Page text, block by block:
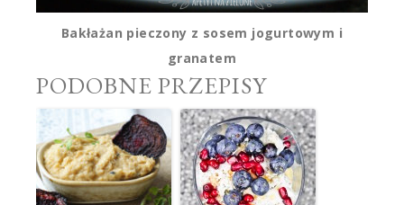
Bakłażan pieczony z sosem jogurtowym i
granatem
PODOBNE PRZEPISY